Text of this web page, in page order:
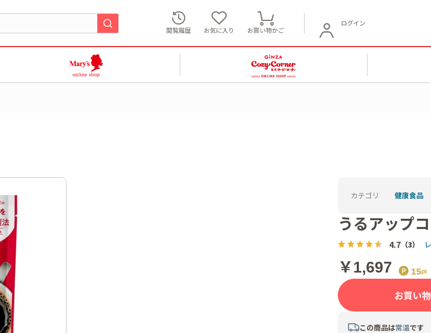
閲覧履歴
お気に入り お買い物かご
ログイン
うるアップ
4.7 （3）
￥1,697 15
お買い
この商品は常温です
カテゴリ 健康食品